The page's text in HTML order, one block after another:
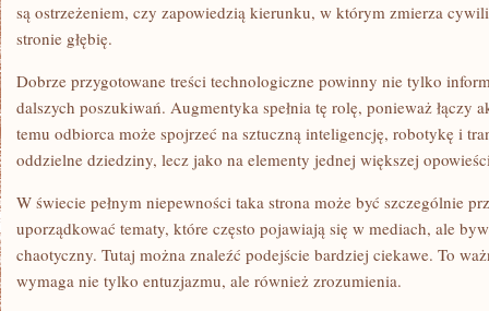
są ostrzeżeniem, czy zapowiedzią kierunku, w którym zmierza
stronie głębię.
Dobrze przygotowane treści technologiczne powinny nie tylko
dalszych poszukiwań. Augmentyka spełnia tę rolę, ponieważ łączy
temu odbiorca może spojrzeć na sztuczną inteligencję, robotykę i
oddzielne dziedziny, lecz jako na elementy jednej większej
W świecie pełnym niepewności taka strona może być szczególnie
uporządkować tematy, które często pojawiają się w mediach, ale
chaotyczny. Tutaj można znaleźć podejście bardziej ciekawe. To
wymaga nie tylko entuzjazmu, ale również zrozumienia.